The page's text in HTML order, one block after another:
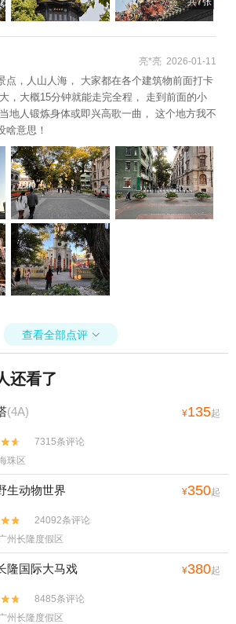
亮*亮 2026-01-11
点，人山人海， 大家都在各个建筑物前面打卡
，大概15分钟就能走完全程， 走到前面的小
地人锻炼身体或即兴高歌一曲， 这个地方我不
啥意思！
查看全部点评 
还看了
(4A) ¥135起
7315条评论
珠区
生动物世界 ¥350起
24092条评论
州长隆度假区
隆国际大马戏 ¥380起
8485条评论
州长隆度假区